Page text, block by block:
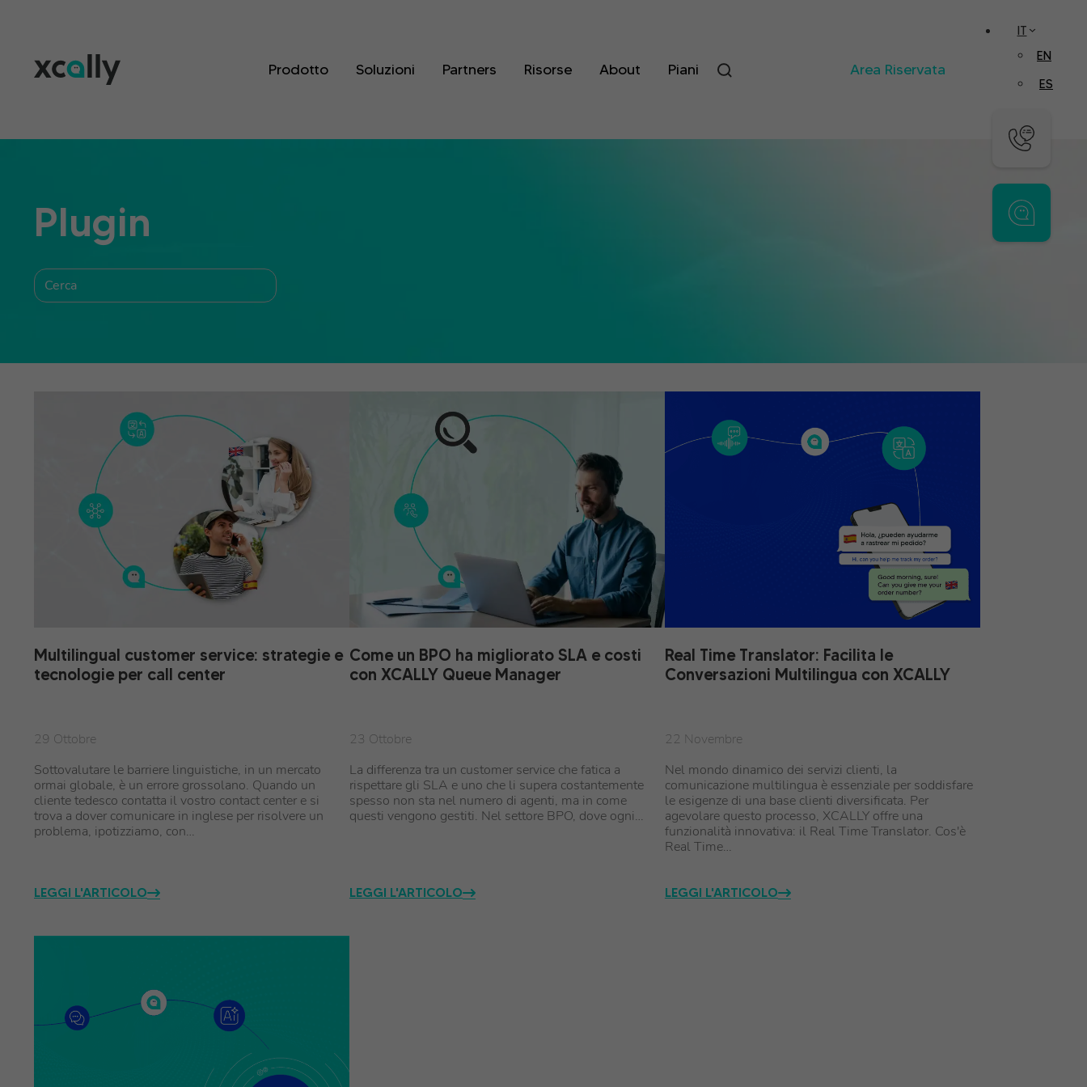
Prodotto Soluzioni Partners Risorse About Piani Area Riservata
IT
EN
ES
Plugin
Multilingual customer service: strategie e
tecnologie per call center
29 Ottobre
Sottovalutare le barriere linguistiche, in un mercato
ormai globale, è un errore grossolano. Quando un
cliente tedesco contatta il vostro contact center e si
trova a dover comunicare in inglese per risolvere un
problema, ipotizziamo, con…
LEGGI L'ARTICOLO
Come un BPO ha migliorato SLA e costi
con XCALLY Queue Manager
23 Ottobre
La differenza tra un customer service che fatica a
rispettare gli SLA e uno che li supera costantemente
spesso non sta nel numero di agenti, ma in come
questi vengono gestiti. Nel settore BPO, dove ogni…
LEGGI L'ARTICOLO
Real Time Translator: Facilita le
Conversazioni Multilingua con XCALLY
22 Novembre
Nel mondo dinamico dei servizi clienti, la
comunicazione multilingua è essenziale per soddisfare
le esigenze di una base clienti diversificata. Per
agevolare questo processo, XCALLY offre una
funzionalità innovativa: il Real Time Translator. Cos'è
Real Time…
LEGGI L'ARTICOLO